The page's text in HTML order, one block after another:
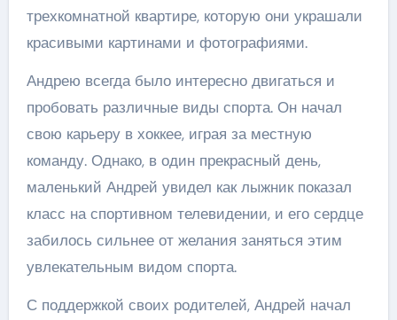
трехкомнатной квартире, которую они украшали
красивыми картинами и фотографиями.
Андрею всегда было интересно двигаться и
пробовать различные виды спорта. Он начал
свою карьеру в хоккее, играя за местную
команду. Однако, в один прекрасный день,
маленький Андрей увидел как лыжник показал
класс на спортивном телевидении, и его сердце
забилось сильнее от желания заняться этим
увлекательным видом спорта.
С поддержкой своих родителей, Андрей начал